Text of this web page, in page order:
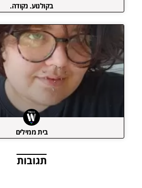
בקולנוע. נקודה.
בית ממילים
תגובות